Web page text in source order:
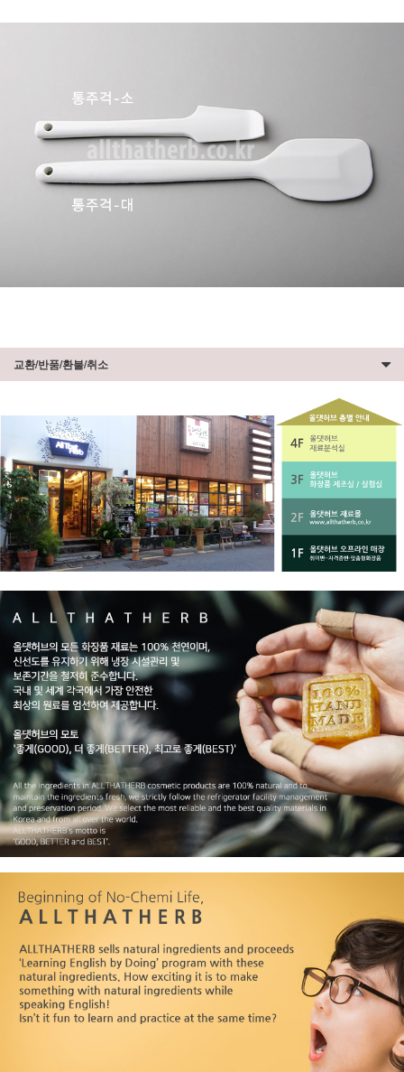
교환/반품/환불/취소